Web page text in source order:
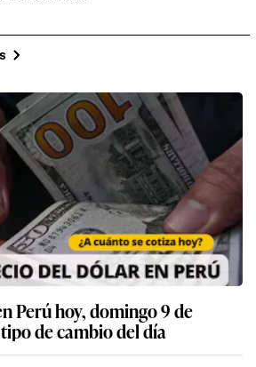
Perú hoy, domingo 9 de
de cambio del día